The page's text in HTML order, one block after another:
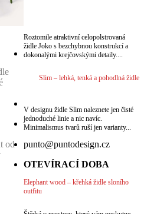
Roztomile atraktivní celopolstrovaná
židle Joko s bezchybnou konstrukcí a
dokonalými krejčovskými detaily....
Slim – lehká, tenká a pohodlná židle
V designu židle Slim naleznete jen čisté
jednoduché linie a nic navíc.
Minimalismus tvarů ruší jen varianty...
Elephant wood – křehká židle sloního
outfitu
punto@puntodesign.cz
OTEVÍRACÍ DOBA